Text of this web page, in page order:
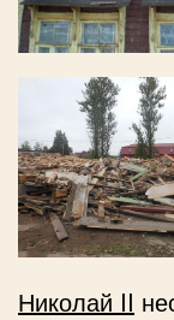
Николай II